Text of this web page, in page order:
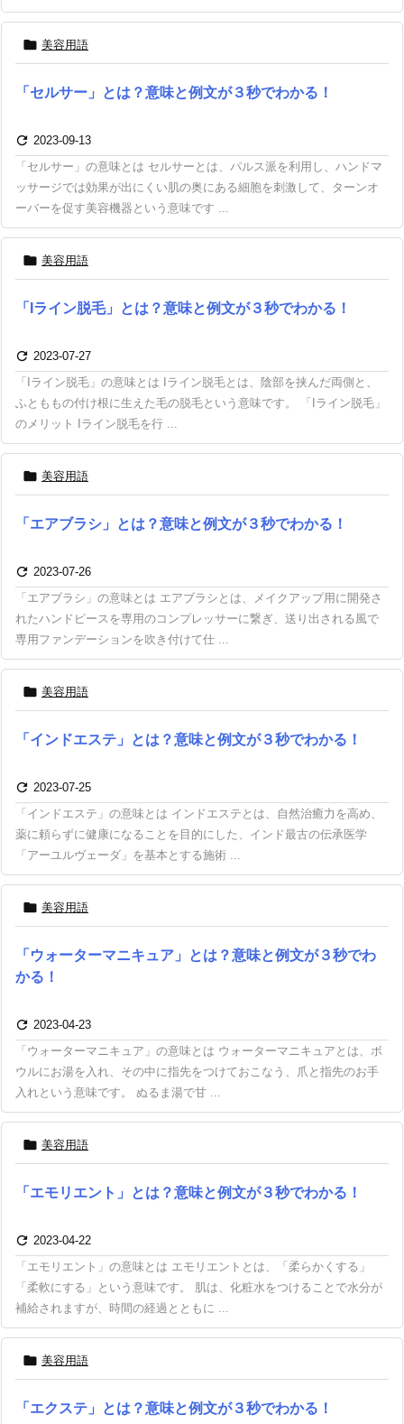
 美容用語
「セルサー」とは？意味と例文が３秒でわかる！
 2023-09-13
「セルサー」の意味とは セルサーとは、パルス派を利用し、ハンドマ
ッサージでは効果が出にくい肌の奥にある細胞を刺激して、ターンオ
ーバーを促す美容機器という意味です ...
 美容用語
「Iライン脱毛」とは？意味と例文が３秒でわかる！
 2023-07-27
「Iライン脱毛」の意味とは Iライン脱毛とは、陰部を挟んだ両側と、
ふとももの付け根に生えた毛の脱毛という意味です。 「Iライン脱毛」
のメリット Iライン脱毛を行 ...
 美容用語
「エアブラシ」とは？意味と例文が３秒でわかる！
 2023-07-26
「エアブラシ」の意味とは エアブラシとは、メイクアップ用に開発さ
れたハンドピースを専用のコンプレッサーに繋ぎ、送り出される風で
専用ファンデーションを吹き付けて仕 ...
 美容用語
「インドエステ」とは？意味と例文が３秒でわかる！
 2023-07-25
「インドエステ」の意味とは インドエステとは、自然治癒力を高め、
薬に頼らずに健康になることを目的にした、インド最古の伝承医学
「アーユルヴェーダ」を基本とする施術 ...
 美容用語
「ウォーターマニキュア」とは？意味と例文が３秒でわ
かる！
 2023-04-23
「ウォーターマニキュア」の意味とは ウォーターマニキュアとは、ボ
ウルにお湯を入れ、その中に指先をつけておこなう、爪と指先のお手
入れという意味です。 ぬるま湯で甘 ...
 美容用語
「エモリエント」とは？意味と例文が３秒でわかる！
 2023-04-22
「エモリエント」の意味とは エモリエントとは、「柔らかくする」
「柔軟にする」という意味です。 肌は、化粧水をつけることで水分が
補給されますが、時間の経過とともに ...
 美容用語
「エクステ」とは？意味と例文が３秒でわかる！